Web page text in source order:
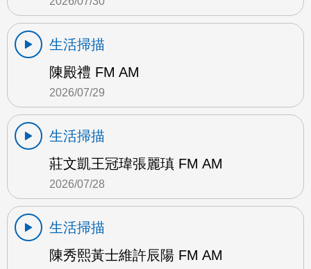
生活掃描
陳殿禮 FM AM
2026/07/29
生活掃描
莊文凱王冠瑋張麗瑱 FM AM
2026/07/28
生活掃描
陳秀熙黃士維許辰陽 FM AM